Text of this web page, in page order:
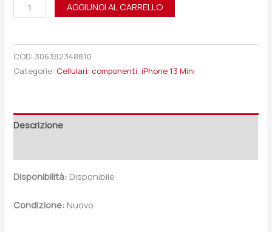
AGGIUNGI AL CARRELLO
COD: 306382348810
Categorie: Cellulari: componenti,iPhone 13 Mini
Descrizione
Disponibilità: Disponibile
Condizione: Nuovo